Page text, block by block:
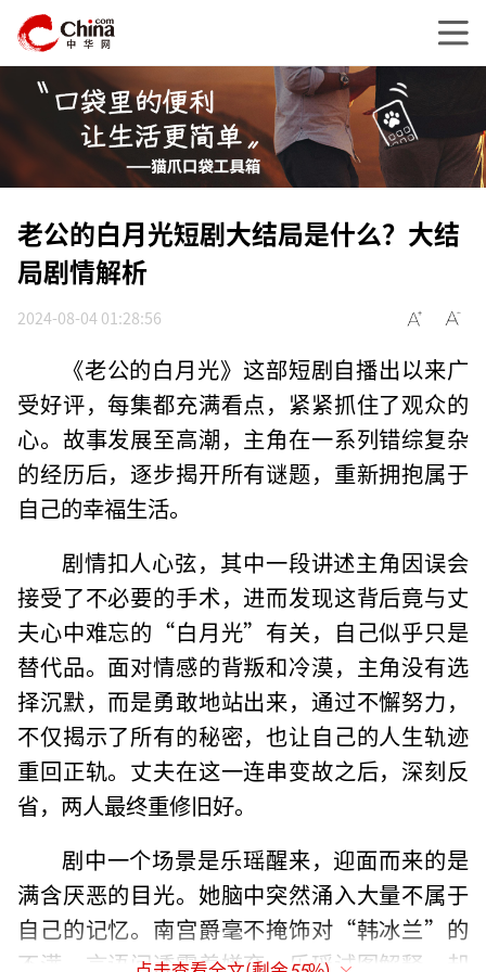
老公的白月光短剧大结局是什么？大结
局剧情解析
2024-08-04 01:28:56
《老公的白月光》这部短剧自播出以来广
受好评，每集都充满看点，紧紧抓住了观众的
心。故事发展至高潮，主角在一系列错综复杂
的经历后，逐步揭开所有谜题，重新拥抱属于
自己的幸福生活。
剧情扣人心弦，其中一段讲述主角因误会
接受了不必要的手术，进而发现这背后竟与丈
夫心中难忘的“白月光”有关，自己似乎只是
替代品。面对情感的背叛和冷漠，主角没有选
择沉默，而是勇敢地站出来，通过不懈努力，
不仅揭示了所有的秘密，也让自己的人生轨迹
重回正轨。丈夫在这一连串变故之后，深刻反
省，两人最终重修旧好。
剧中一个场景是乐瑶醒来，迎面而来的是
满含厌恶的目光。她脑中突然涌入大量不属于
自己的记忆。南宫爵毫不掩饰对“韩冰兰”的
不满，言语间透露着嫌弃。乐瑶试图解释，却